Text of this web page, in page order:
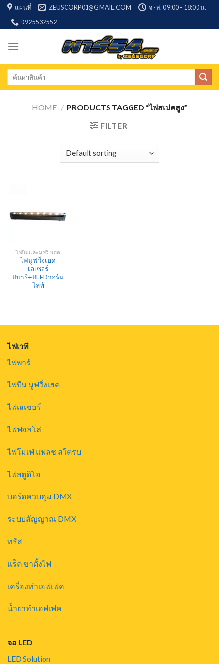
Skip
content
แผนที่ ZEUSCORP01@GMAIL.COM
จ.-ส. 09:00 - 18:00 น.
0925532552
Search
HOME / PRODUCTS TAGGED “ไฟสเปคสูง”
FILTER
ไฟบีมและมูฟวิ่งเฮด
ไฟมูฟวิ่งเฮด
เลเซอร์
8บาร์+8LEDวอร์ม
ไลท์
ไฟเวที
ไฟพาร์
ไฟบีม มูฟวิ่งเฮด
ไฟเลเซอร์
ไฟฟอลโล่
ไฟโมเฟ่ แฟลช สโตรบ
ไฟสตูดิโอ
บอร์ดควบคุม DMX
ระบบสัญญาณ DMX
ทรัส
แร็ค ขาตั้งไฟ
เครื่องทำเอฟเฟค
น้ำยาทำเอฟเฟค
จอ LED
LED Solution